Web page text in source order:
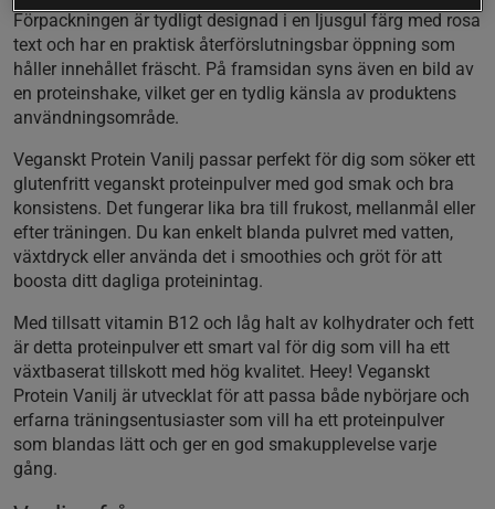
Förpackningen är tydligt designad i en ljusgul färg med rosa
text och har en praktisk återförslutningsbar öppning som
håller innehållet fräscht. På framsidan syns även en bild av
en proteinshake, vilket ger en tydlig känsla av produktens
användningsområde.
Veganskt Protein Vanilj passar perfekt för dig som söker ett
glutenfritt veganskt proteinpulver med god smak och bra
konsistens. Det fungerar lika bra till frukost, mellanmål eller
efter träningen. Du kan enkelt blanda pulvret med vatten,
växtdryck eller använda det i smoothies och gröt för att
boosta ditt dagliga proteinintag.
Med tillsatt vitamin B12 och låg halt av kolhydrater och fett
är detta proteinpulver ett smart val för dig som vill ha ett
växtbaserat tillskott med hög kvalitet. Heey! Veganskt
Protein Vanilj är utvecklat för att passa både nybörjare och
erfarna träningsentusiaster som vill ha ett proteinpulver
som blandas lätt och ger en god smakupplevelse varje
gång.